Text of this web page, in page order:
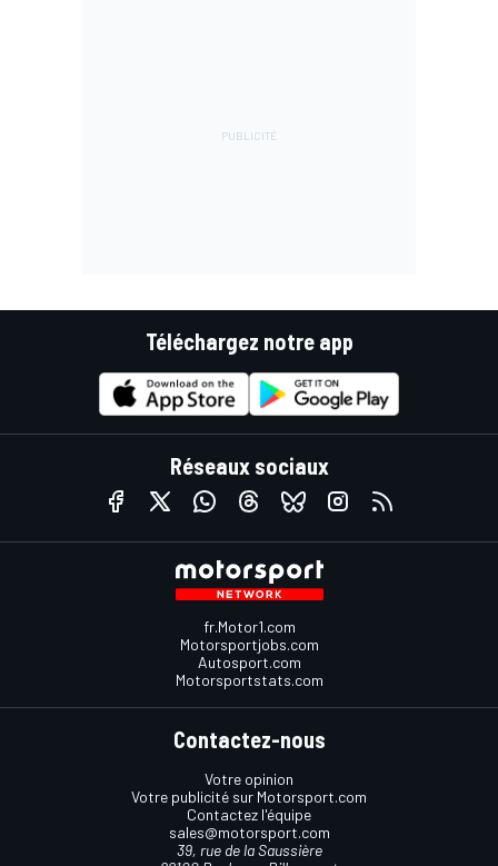
Téléchargez notre app
Réseaux sociaux
fr.Motor1.com
Motorsportjobs.com
Autosport.com
Motorsportstats.com
Contactez-nous
Votre opinion
Votre publicité sur Motorsport.com
Contactez l'équipe
sales@motorsport.com
39, rue de la Saussière